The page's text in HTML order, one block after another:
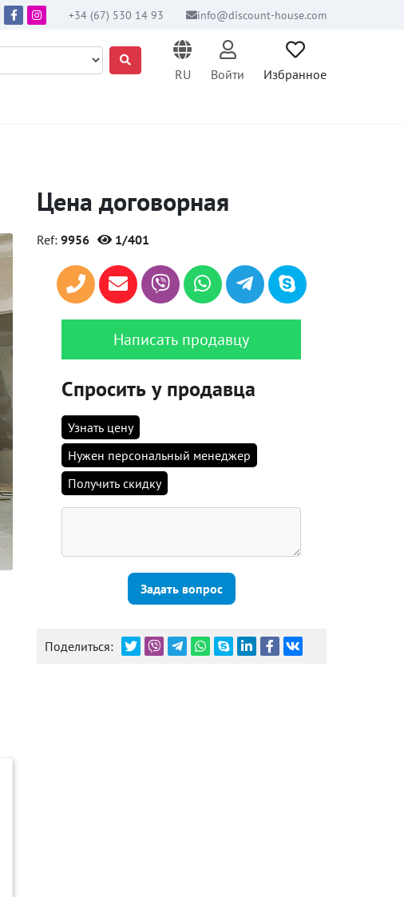
+34 (67) 530 14 93 info@discount-house.com
RU
Войти Избранное
Цена договорная
Ref: 9956 1/401
Написать продавцу
Спросить у продавца
Узнать цену
Нужен персональный менеджер
Получить скидку
Задать вопрос
Поделиться: